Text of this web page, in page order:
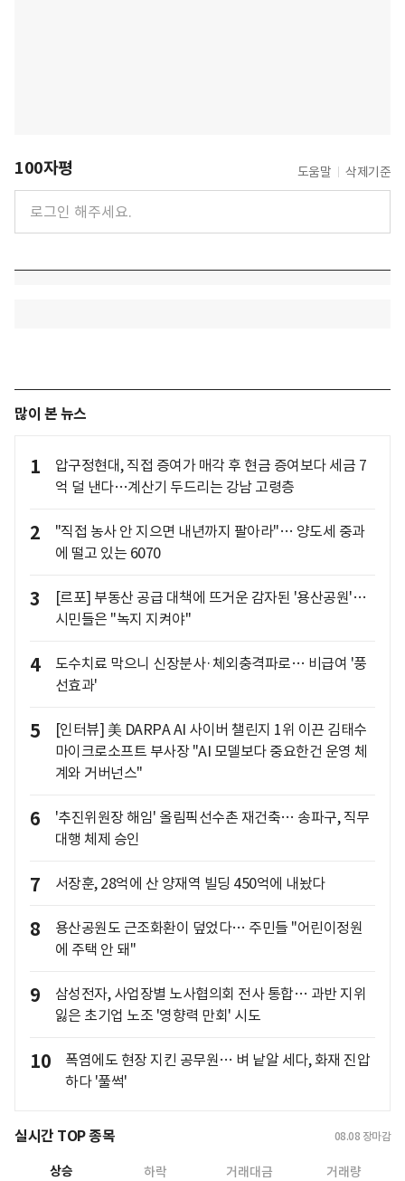
100자평 도움말 삭제기준
많이 본 뉴스
1
압구정현대, 직접 증여가 매각 후 현금 증여보다 세금 7
억 덜 낸다…계산기 두드리는 강남 고령층
2
"직접 농사 안 지으면 내년까지 팔아라"… 양도세 중과
에 떨고 있는 6070
3
[르포] 부동산 공급 대책에 뜨거운 감자된 '용산공원'…
시민들은 "녹지 지켜야"
4
도수치료 막으니 신장분사·체외충격파로… 비급여 '풍
선효과'
5
[인터뷰] 美 DARPA AI 사이버 챌린지 1위 이끈 김태수
마이크로소프트 부사장 "AI 모델보다 중요한건 운영 체
계와 거버넌스"
6
'추진위원장 해임' 올림픽선수촌 재건축… 송파구, 직무
대행 체제 승인
7 서장훈, 28억에 산 양재역 빌딩 450억에 내놨다
8
용산공원도 근조화환이 덮었다… 주민들 "어린이정원
에 주택 안 돼"
9
삼성전자, 사업장별 노사협의회 전사 통합… 과반 지위
잃은 초기업 노조 '영향력 만회' 시도
10
폭염에도 현장 지킨 공무원… 벼 낱알 세다, 화재 진압
하다 '풀썩'
실시간 TOP 종목 08.08 장마감
상승 하락 거래대금 거래량